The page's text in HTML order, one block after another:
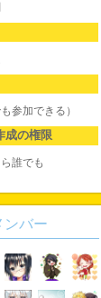
参加できる）
成の権限
誰でも
ンバー